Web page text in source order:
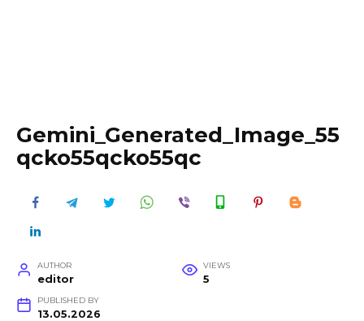
Gemini_Generated_Image_55
qcko55qcko55qc
AUTHOR
editor
VIEWS
5
PUBLISHED BY
13.05.2026